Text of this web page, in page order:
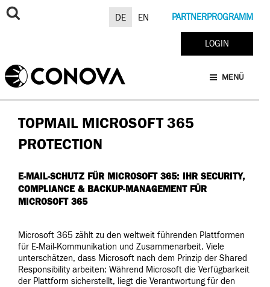
Zum
Inhalt
DE EN PARTNERPROGRAMM
LOGIN
MENÜ
TOPMAIL MICROSOFT 365
PROTECTION
E-MAIL-SCHUTZ FÜR MICROSOFT 365: IHR SECURITY,
COMPLIANCE & BACKUP-MANAGEMENT FÜR
MICROSOFT 365
Microsoft 365 zählt zu den weltweit führenden Plattformen
für E-Mail-Kommunikation und Zusammenarbeit. Viele
unterschätzen, dass Microsoft nach dem Prinzip der Shared
Responsibility arbeiten: Während Microsoft die Verfügbarkeit
der Plattform sicherstellt, liegt die Verantwortung für den